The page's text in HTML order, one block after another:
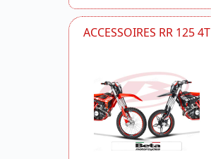
ACCESSOIRES RR 125 4T